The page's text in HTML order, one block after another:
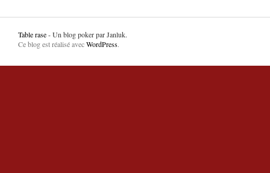
Table rase- Un blog poker par Janluk.
Ce blog est réalisé avecWordPress.